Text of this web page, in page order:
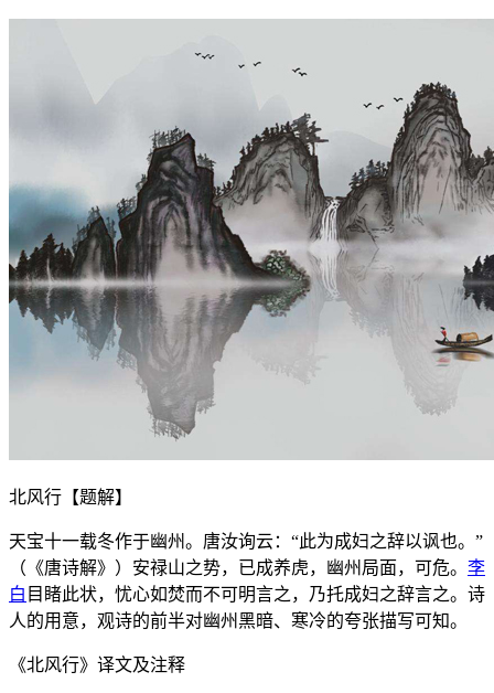
北风行【题解】
天宝十一载冬作于幽州。唐汝询云：“此为成妇之辞以讽也。”
（《唐诗解》）安禄山之势，已成养虎，幽州局面，可危。 李
白 目睹此状，忧心如焚而不可明言之，乃托成妇之辞言之。诗
人的用意，观诗的前半对幽州黑暗、寒冷的夸张描写可知。
《北风行》译文及注释